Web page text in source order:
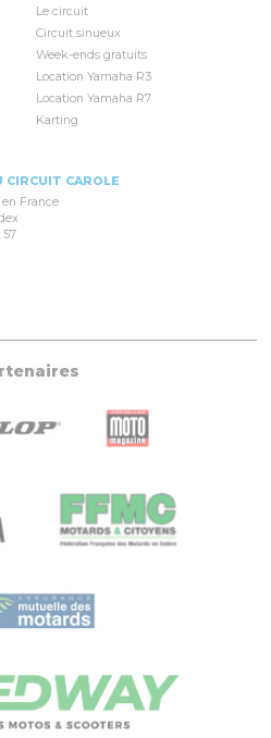
Le circuit
Circuit sinueux
Week-ends gratuits
Location Yamaha R3
Location Yamaha R7
Karting
CAROLE
France
57